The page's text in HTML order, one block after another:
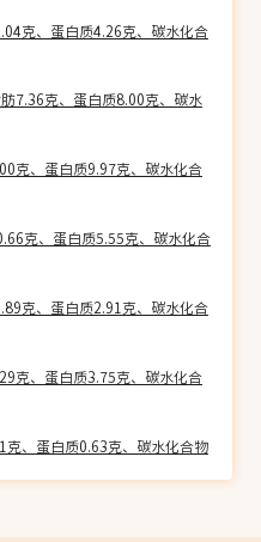
克、蛋白质4.26克、碳水化合
7.36克、蛋白质8.00克、碳水
克、蛋白质9.97克、碳水化合
克、蛋白质5.55克、碳水化合
克、蛋白质2.91克、碳水化合
克、蛋白质3.75克、碳水化合
、蛋白质0.63克、碳水化合物